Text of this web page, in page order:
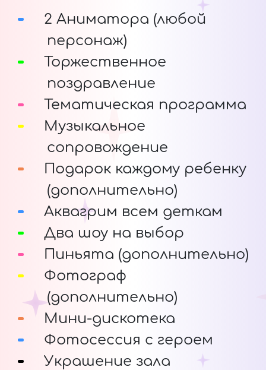
2 Аниматора (любой
персонаж)
Торжественное
поздравление
Тематическая программа
Музыкальное
сопровождение
Подарок каждому ребенку
(дополнительно)
Аквагрим всем деткам
Два шоу на выбор
Пиньята (дополнительно)
Фотограф
(дополнительно)
Мини-дискотека
Фотосессия с героем
Украшение зала